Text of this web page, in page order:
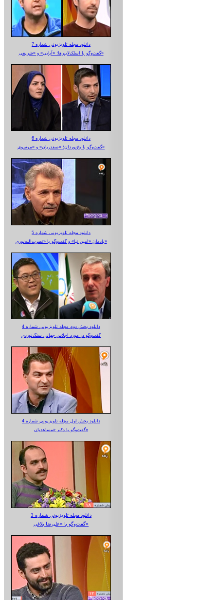
دانلود مجله تلویزیونی شماره 7
گفت‌وگو با اسلک‌لاینرها؛ «آبایی» و «شریفی»
دانلود مجله تلویزیونی شماره 6
گفت‌وگو با یخ‌نوردان؛ «صفدریان» و «موسوی»
دانلود مجله تلویزیونی شماره 5
یادمان «امین نیا» و گفت‌وگو با «نصرت‌الله‌نوری»
دانلود بخش دوم مجله تلویزیونی شماره 4
گفت‌وگو در مورد اجلاس جهانی سنگ‌نوردی
دانلود بخش اول مجله تلویزیونی شماره 4
گفت‌وگو با دکتر «مساعدیان»
دانلود مجله تلویزیونی شماره 3
گفت‌وگو با «علیرضا بلاغی»